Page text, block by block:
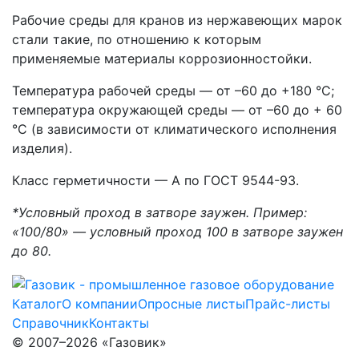
Рабочие среды для кранов из нержавеющих марок
стали такие, по отношению к которым
применяемые материалы коррозионностойки.
Температура рабочей среды — от –60 до +180 °С;
температура окружающей среды — от –60 до + 60
°С (в зависимости от климатического исполнения
изделия).
Класс герметичности — А по ГОСТ 9544-93.
*Условный проход в затворе заужен. Пример:
«100/80» — условный проход 100 в затворе заужен
до 80.
КаталогО компанииОпросные листыПрайс-листы
СправочникКонтакты
© 2007–2026 «Газовик»